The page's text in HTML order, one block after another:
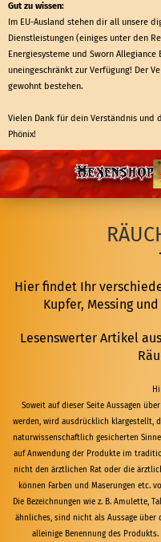
Gut zu wissen:
Im EU-Ausland stehen dir all unsere
Dienstleistungen (einiges unter den
Energiesysteme und Sworn
uneingeschränkt zur Verfügung! Der
gewohnt bestehen.
Vielen Dank für dein Verständnis und
Phönix!
Hier findet Ihr
Kupfer, Messing
Lesenswerter Artikel
Soweit auf dieser Seite Aussagen
werden, wird ausdrücklich klargestellt,
naturwissenschaftlich gesicherten
auf Anwendung der Produkte im
nicht den ärztlichen Rat oder die
können Farben und Maserungen etc.
Die Bezeichnungen wie z. B. Amulette,
ähnliches, sind nicht als Aussage über
alleinige Benennung des